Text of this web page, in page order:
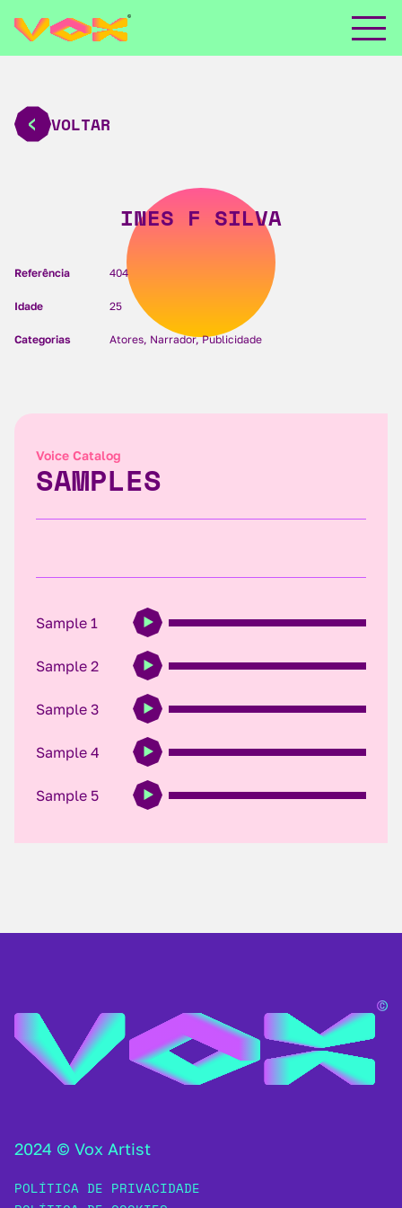
VOLTAR
INES F SILVA
Referência 404
Idade 25
Categorias Atores, Narrador, Publicidade
Voice Catalog
SAMPLES
Sample 1
Sample 2
Sample 3
Sample 4
Sample 5
2024 © Vox Artist
POLÍTICA DE PRIVACIDADE